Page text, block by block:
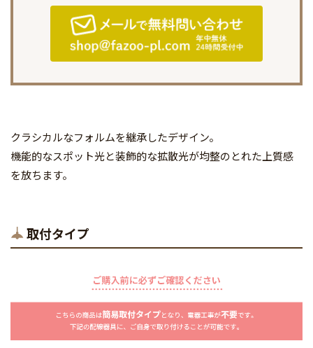
クラシカルなフォルムを継承したデザイン。
機能的なスポット光と装飾的な拡散光が均整のとれた上質感
を放ちます。
取付タイプ